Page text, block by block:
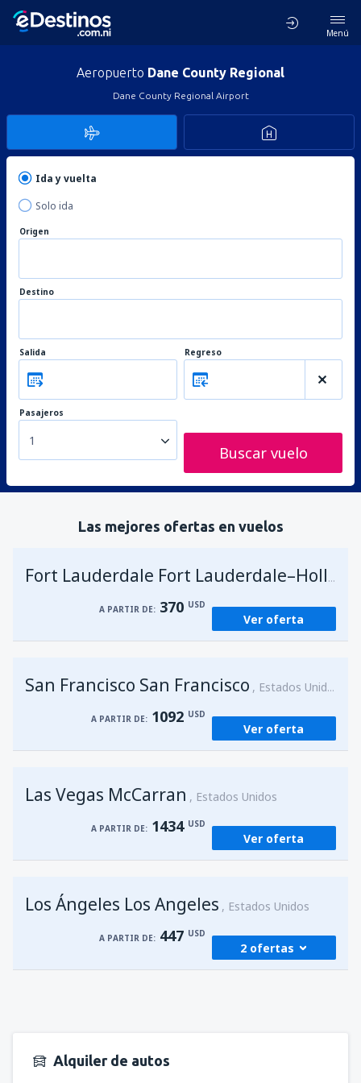
Menú
Aeropuerto Dane County Regional
Dane County Regional Airport
Ida y vuelta
Solo ida
Origen
Destino
Salida Regreso
Pasajeros
1
Buscar vuelo
Las mejores ofertas en vuelos
Fort Lauderdale Fort Lauderdale–Hollywood Intl Airport
A PARTIR DE: 370 USD
Ver oferta
San Francisco San Francisco Estados Unidos
A PARTIR DE: 1092 USD
Ver oferta
Las Vegas McCarran Estados Unidos
A PARTIR DE: 1434 USD
Ver oferta
Los Ángeles Los Angeles Estados Unidos
A PARTIR DE: 447 USD
2 ofertas
Alquiler de autos